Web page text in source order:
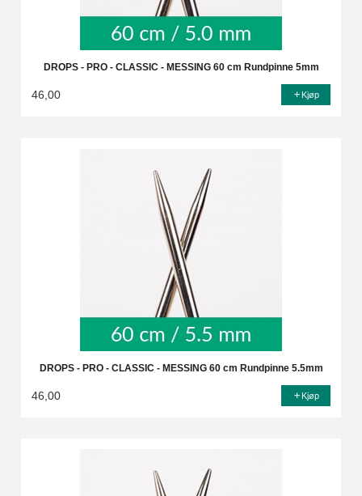
DROPS - PRO - CLASSIC - MESSING 60 cm Rundpinne 5mm
46,00 Kjøp
DROPS - PRO - CLASSIC - MESSING 60 cm Rundpinne 5.5mm
46,00 Kjøp